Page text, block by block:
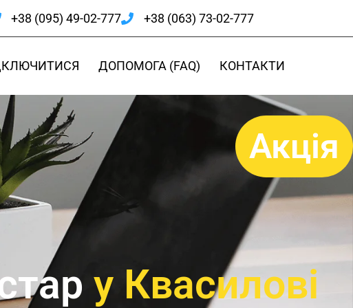
+38 (095) 49-02-777 +38 (063) 73-02-777
ДОПОМОГА (FAQ) КОНТАКТИ
Акція
у Квасилові